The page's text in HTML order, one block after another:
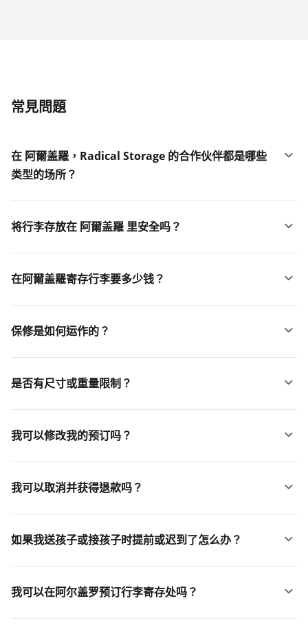
常見問題
在 阿爾盖羅，Radical Storage 的合作伙伴都是哪些
类型的场所？
将行李存放在 阿爾盖羅 里安全吗？
在阿爾盖羅寄存行李要多少钱？
保修是如何运作的？
是否有尺寸或重量限制？
我可以修改我的预订吗？
我可以取消并获得退款吗？
如果我送孩子或接孩子时提前或迟到了怎么办？
我可以在阿尔盖罗预订行李寄存处吗？